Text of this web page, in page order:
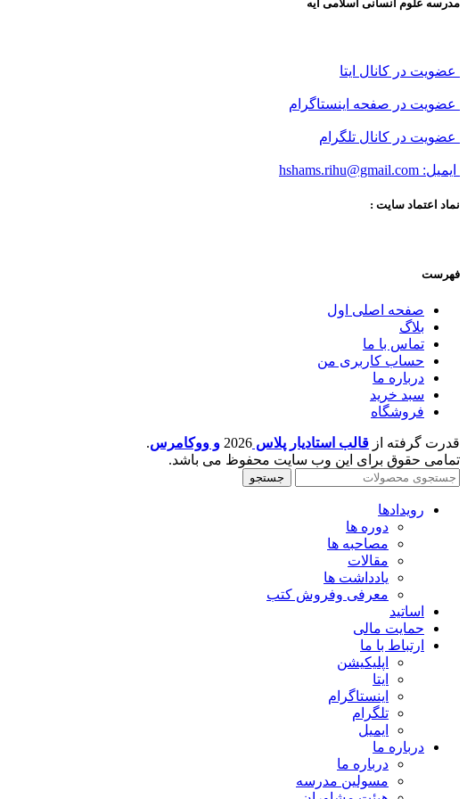
مدرسه علوم انسانی اسلامی آیه
عضویت در کانال ایتا
عضویت در صفحه اینستاگرام
عضویت در کانال تلگرام
ایمیل: hshams.rihu@gmail.com
نماد اعتماد سایت :
فهرست
صفحه اصلی اول
بلاگ
تماس با ما
حساب کاربری من
درباره ما
سبد خرید
فروشگاه
قدرت گرفته از قالب استادیار پلاس 2026 و ووکامرس.
تمامی حقوق برای این وب سایت محفوظ می باشد.
جستجو
رویدادها
دوره ها
مصاحبه ها
مقالات
یادداشت ها
معرفی وفروش کتب
اساتید
حمایت مالی
ارتباط با ما
اپلیکیشن
ایتا
اینستاگرام
تلگرام
ایمیل
درباره ما
درباره ما
مسولین مدرسه